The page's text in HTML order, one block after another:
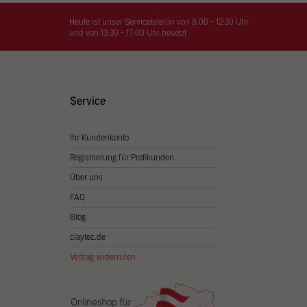
Heute ist unser Servicetelefon von 8:00 - 12:30 Uhr
und von 13:30 - 17:00 Uhr besetzt
Service
Ihr Kundenkonto
Registrierung für Profikunden
Über uns
FAQ
Blog
claytec.de
Vertrag widerrufen
Sie